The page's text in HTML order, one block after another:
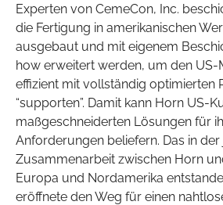
Experten von CemeCon, Inc.
die Fertigung in amerikanischen
ausgebaut und mit eigenem
how erweitert werden, um den US-
effizient mit vollständig optimierten
“supporten”. Damit kann Horn US-
maßgeschneiderten Lösungen für
Anforderungen beliefern. Das in
Zusammenarbeit zwischen Horn
Europa und Nordamerika
eröffnete den Weg für einen